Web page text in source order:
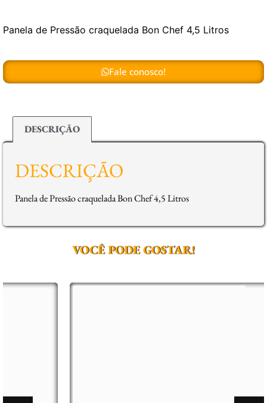
Panela de Pressão craquelada Bon Chef 4,5 Litros
Fale conosco!
DESCRIÇÃO
DESCRIÇÃO
Panela de Pressão craquelada Bon Chef 4,5 Litros
VOCÊ PODE GOSTAR!